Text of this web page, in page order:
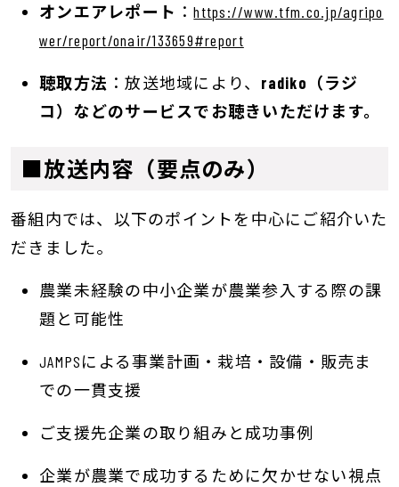
オンエアレポート ：https://www.tfm.co.jp/agripo
wer/report/onair/133659#report
聴取方法 ：放送地域により、 radiko（ラジ
コ）などのサービスでお聴きいただけます。
■放送内容（要点のみ）
番組内では、以下のポイントを中心にご紹介いた
だきました。
農業未経験の中小企業が農業参入する際の課
題と可能性
JAMPSによる事業計画・栽培・設備・販売ま
での一貫支援
ご支援先企業の取り組みと成功事例
企業が農業で成功するために欠かせない視点